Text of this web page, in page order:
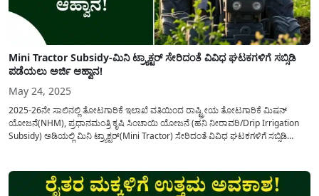
Mini Tractor Subsidy-ಮಿನಿ ಟ್ರ್ಯಾಕ್ಟರ್ ಸೇರಿದಂತೆ ವಿವಿಧ ಘಟಕಗಳಿಗೆ ಸಬ್ಸಿಡಿ
ಪಡೆಯಲು ಅರ್ಜಿ ಆಹ್ವಾನ!
May 24, 2025
2025-26ನೇ ಸಾಲಿನಲ್ಲಿ ತೋಟಗಾರಿಕೆ ಇಲಾಖೆ ವತಿಯಿಂದ ರಾಷ್ಟ್ರೀಯ ತೋಟಗಾರಿಕೆ ಮಿಷನ್
ಯೋಜನೆ(NHM), ಪ್ರಧಾನಮಂತ್ರಿ ಕೃಷಿ ಸಿಂಚಾಯಿ ಯೋಜನೆ (ಹನಿ ನೀರಾವರಿ/Drip Irrigation
Subsidy) ಅಡಿಯಲ್ಲಿ ಮಿನಿ ಟ್ರ್ಯಾಕ್ಟರ್(Mini Tractor) ಸೇರಿದಂತೆ ವಿವಿಧ ಘಟಕಗಳಿಗೆ ಸಬ್ಸಿಡಿ
ಆಸಕ್ತಿಯನ್ನು...